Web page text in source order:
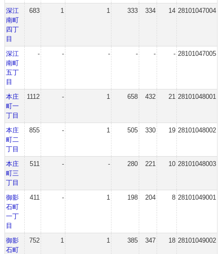
深江
南町
四丁
目
683 1 1 333 334 14 28101047004
深江
南町
五丁
目
- - - - - - 28101047005
本庄
町一
丁目
1112 - 1 658 432 21 28101048001
本庄
町二
丁目
855 - 1 505 330 19 28101048002
本庄
町三
丁目
511 - - 280 221 10 28101048003
御影
石町
一丁
目
411 - 1 198 204 8 28101049001
御影
石町
752 1 1 385 347 18 28101049002